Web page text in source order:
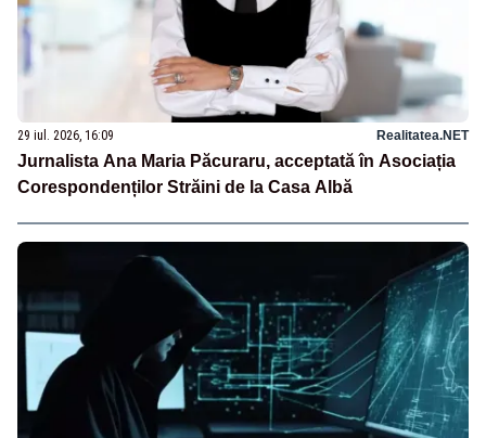
29 iul. 2026, 16:09 Realitatea.NET
Jurnalista Ana Maria Păcuraru, acceptată în Asociația
Corespondenților Străini de la Casa Albă